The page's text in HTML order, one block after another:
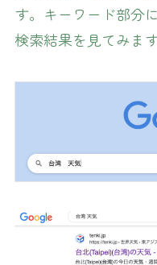
す。キーワード部分
検索結果を見てみます